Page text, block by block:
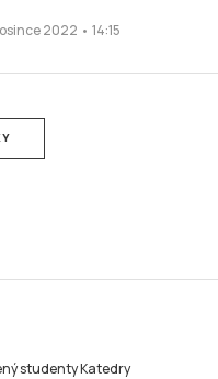
2022 • 14:15
studenty Katedry